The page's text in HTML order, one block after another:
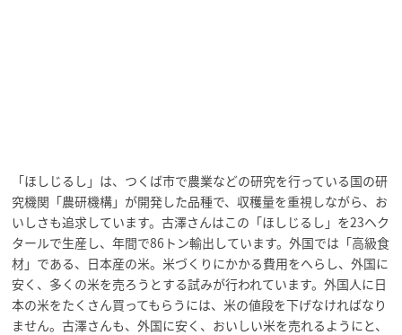
「ほしじるし」は、つくば市で農業などの研究を行っている国の研
究機関「農研機構」が開発した品種で、収穫量を重視しながら、お
いしさも追求しています。古澤さんはこの「ほしじるし」を23ヘク
タールで生産し、年間で86トン輸出しています。外国では「高級食
材」である、日本産の米。米づくりにかかる費用をへらし、外国に
安く、多くの米を売ろうとする試みが行われています。外国人に日
本の米をたくさん買ってもらうには、米の値段を下げなければなり
ません。古澤さんも、外国に安く、おいしい米を売れるようにと、